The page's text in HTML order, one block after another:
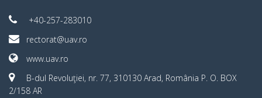
+40-257-283010
rectorat@uav.ro
www.uav.ro
B-dul Revoluţiei, nr. 77, 310130 Arad, România P. O. BOX
2/158 AR